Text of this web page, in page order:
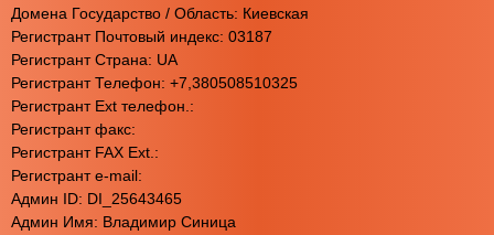
Домена Государство / Область: Киевская
Регистрант Почтовый индекс: 03187
Регистрант Страна: UA
Регистрант Телефон: +7,380508510325
Регистрант Ext телефон.:
Регистрант факс:
Регистрант FAX Ext.:
Регистрант e-mail:
Админ ID: DI_25643465
Админ Имя: Владимир Синица